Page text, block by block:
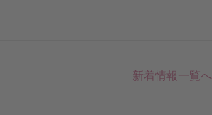
新着情報一覧へ